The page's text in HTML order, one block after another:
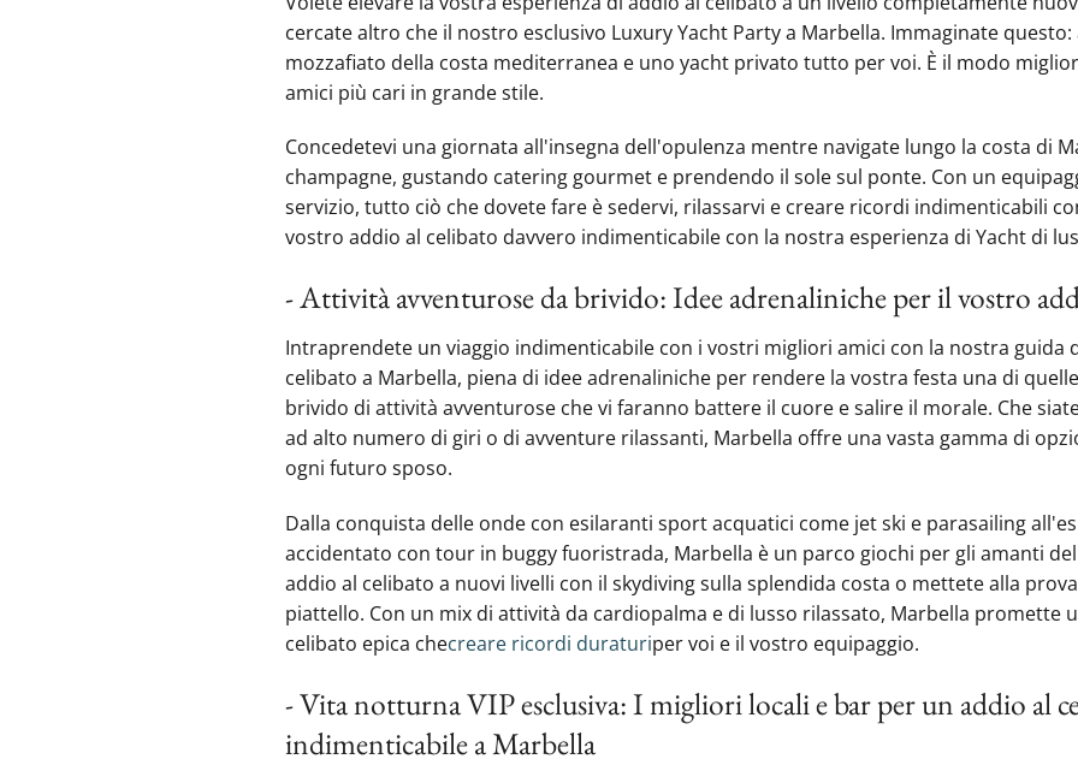
cercate altro che il nostro esclusivo Luxury Yacht Party a Marbella. Immaginate
mozzafiato della costa mediterranea e uno yacht privato tutto per voi. È il modo
amici più cari in grande stile.
Concedetevi una giornata all'insegna dell'opulenza mentre‍ navigate lungo la costa di
champagne, gustando catering gourmet e prendendo il sole sul ponte. Con un
servizio, tutto ciò che dovete fare è sedervi, rilassarvi e creare ricordi indimenticabili
vostro addio al celibato davvero indimenticabile con la nostra esperienza di Yacht di
- Attività avventurose da brivido: Idee adrenaliniche per il vostro
Intraprendete un viaggio indimenticabile con i vostri migliori amici con la nostra guida
celibato a Marbella, piena di idee adrenaliniche per rendere la vostra festa una di
brivido di attività avventurose che vi faranno battere il cuore e salire il morale. Che
ad alto numero di giri o di avventure rilassanti, Marbella offre‍ una vasta gamma di
ogni futuro sposo.
Dalla conquista delle onde con esilaranti sport acquatici come jet ski e parasailing
accidentato con tour in buggy fuoristrada, Marbella è un parco giochi per gli amanti
addio al celibato a nuovi livelli con il ‍skydiving sulla splendida costa o mettete alla
piattello. Con un mix di attività da cardiopalma e di lusso rilassato, Marbella promette
celibato epica checreare ricordi duraturiper voi e il vostro equipaggio.
- Vita notturna VIP esclusiva: I migliori locali e bar per un addio al
indimenticabile a Marbella